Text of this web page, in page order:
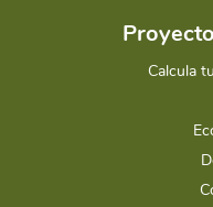
Calcula